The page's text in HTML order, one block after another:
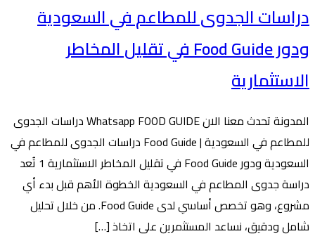
دراسات الجدوى للمطاعم في السعودية
ودور Food Guide في تقليل المخاطر
الاستثمارية
المدونة تحدث معنا الان Whatsapp FOOD GUIDE دراسات الجدوى
للمطاعم في السعودية | Food Guide دراسات الجدوى للمطاعم في
السعودية ودور Food Guide في تقليل المخاطر الاستثمارية 1 تُعد
دراسة جدوى المطاعم في السعودية الخطوة الأهم قبل بدء أي
مشروع، وهو تخصص أساسي لدى Food Guide. من خلال تحليل
شامل ودقيق، نساعد المستثمرين على اتخاذ […]